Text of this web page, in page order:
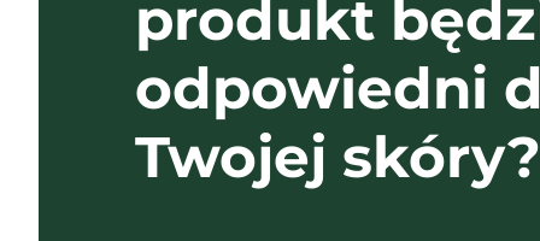
produkt
odpowiedni
Twojej skóry?